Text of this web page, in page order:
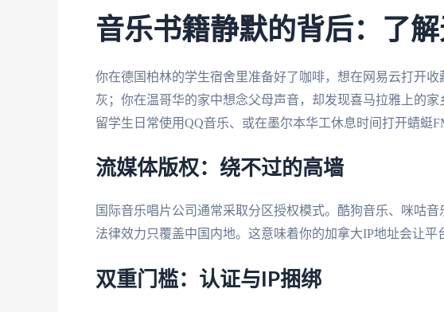
音乐书籍静默的背后：了
你在德国柏林的学生宿舍里准备好了咖啡，想在网易云打开
灰；你在温哥华的家中想念父母声音，却发现喜马拉雅上的
留学生日常使用QQ音乐、或在墨尔本华工休息时间打开蜻蜓
流媒体版权：绕不过的高墙
国际音乐唱片公司通常采取分区授权模式。酷狗音乐、咪咕
法律效力只覆盖中国内地。这意味着你的加拿大IP地址会让平
双重门槛：认证与IP捆绑